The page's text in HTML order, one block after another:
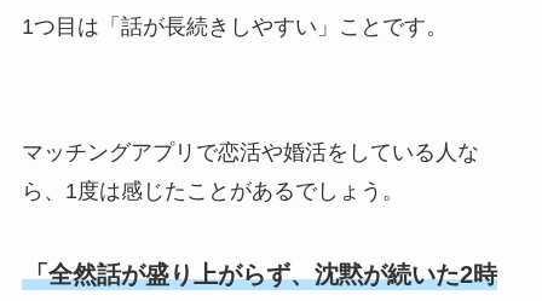
1つ目は「話が長続きしやすい」ことです。
マッチングアプリで恋活や婚活をしている人な
ら、1度は感じたことがあるでしょう。
「全然話が盛り上がらず、沈黙が続いた2時